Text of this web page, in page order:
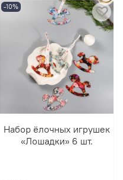
-10%
Набор ёлочных игрушек
«Лошадки» 6 шт.